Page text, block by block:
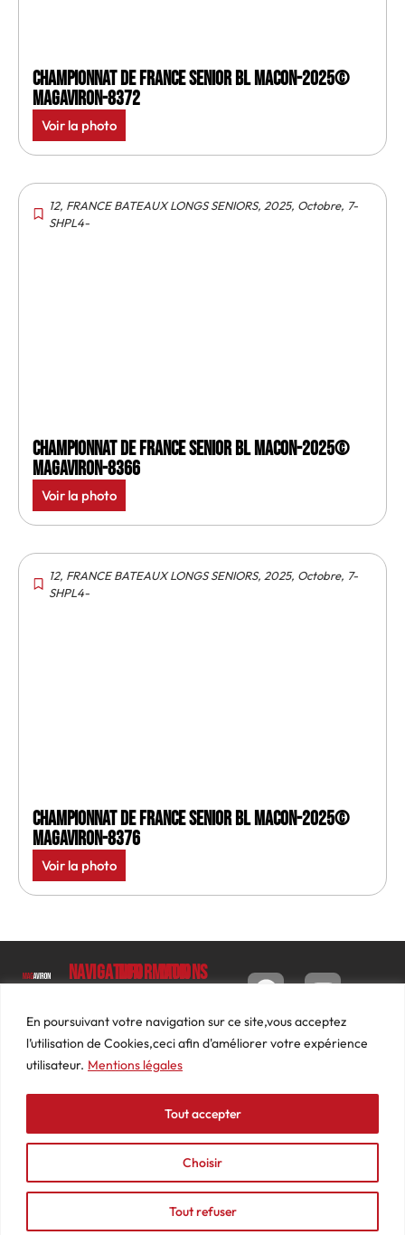
En poursuivant votre navigation sur ce site,vous acceptez
l’utilisation de Cookies,ceci afin d'améliorer votre expérience
utilisateur. Mentions légales
Choisir
Tout refuser
Tout accepter
Championnat de France senior BL Macon-2025©
MagAviron-8372
Voir la photo
12, FRANCE BATEAUX LONGS SENIORS, 2025, Octobre, 7-
SHPL4-
Championnat de France senior BL Macon-2025©
MagAviron-8366
Voir la photo
12, FRANCE BATEAUX LONGS SENIORS, 2025, Octobre, 7-
SHPL4-
Championnat de France senior BL Macon-2025©
MagAviron-8376
Voir la photo
Luc
Barbier
69640
74
87
contact@mediasaviron.fr
Navigation
Le
Magazine
Photos
Actualités
Podcasts
Informations
Conditions
générales
de ventes
Mentions
légales
Mon
Tableau
de bord
Commandes
Adresses
Détails
du
compte